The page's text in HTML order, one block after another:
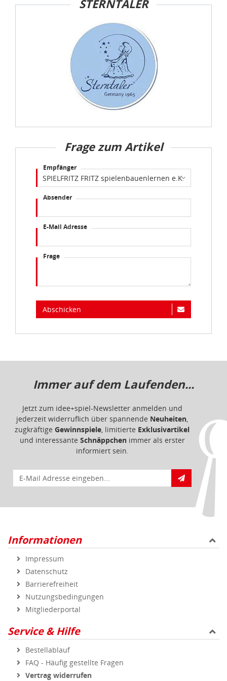
idee+spiel Betriebs-GmbHSTERNTALER
Frage zum Artikel
Empfänger
Absender
E-Mail Adresse
Frage
Abschicken
Immer auf dem Laufenden...
Jetzt zum idee+spiel-Newsletter anmelden und
jederzeit widerruflich über spannende Neuheiten,
zugkräftige Gewinnspiele, limitierte Exklusivartikel
und interessante Schnäppchenimmer als erster
informiert sein.
E-Mail für Newsletteranmeldung
Informationen
Impressum
Datenschutz
Barrierefreiheit
Nutzungsbedingungen
Mitgliederportal
Service & Hilfe
Bestellablauf
FAQ - Häufig gestellte Fragen
Vertrag widerrufen